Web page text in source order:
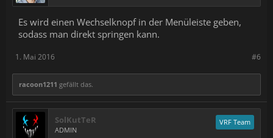
Es wird einen Wechselknopf in der Menüleiste geben,
sodass man direkt springen kann.
#6
1. Mai 2016
racoon1211 gefällt das.
SolKutTeR
ADMIN
VRF Team